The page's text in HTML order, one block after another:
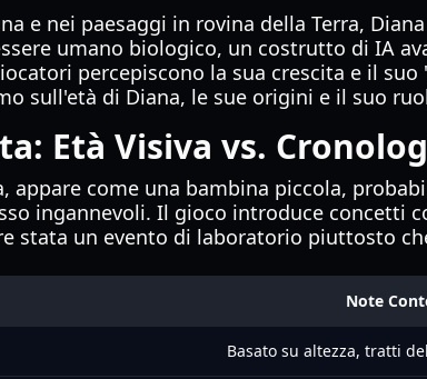
e nei paesaggi in rovina della Terra,
umano biologico, un costrutto di IA
percepiscono la sua crescita e il
sull'età di Diana, le sue origini e il suo
Età Visiva vs.
come una bambina piccola,
ingannevoli. Il gioco introduce concetti
stata un evento di laboratorio piuttosto
Note
Basato su altezza, tratti